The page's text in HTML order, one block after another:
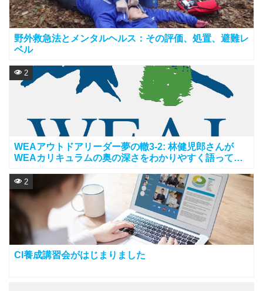
野外救急法とメンタルヘルス：その評価、処置、避難レ
ベル
WEAアウトドアリーダー夢の轍3-2: 林健児郎さんが
WEAカリキュラムの奥の深さをわかりやすく語ってく
2
CI養成講習会がはじまりました
2